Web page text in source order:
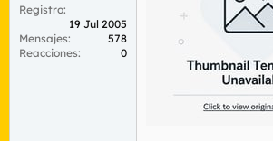
Registro
19 Jul 2005
Mensajes
578
Reacciones
0